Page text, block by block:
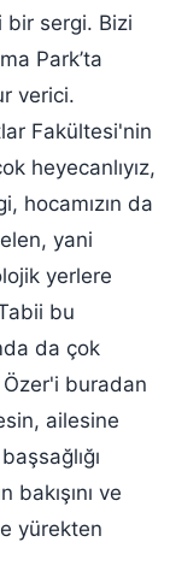
bir sergi. Bizi
Park’ta
verici.
Fakültesi'nin
heyecanlıyız,
hocamızın da
yani
yerlere
bu
da çok
buradan
ailesine
bakışını ve
yürekten